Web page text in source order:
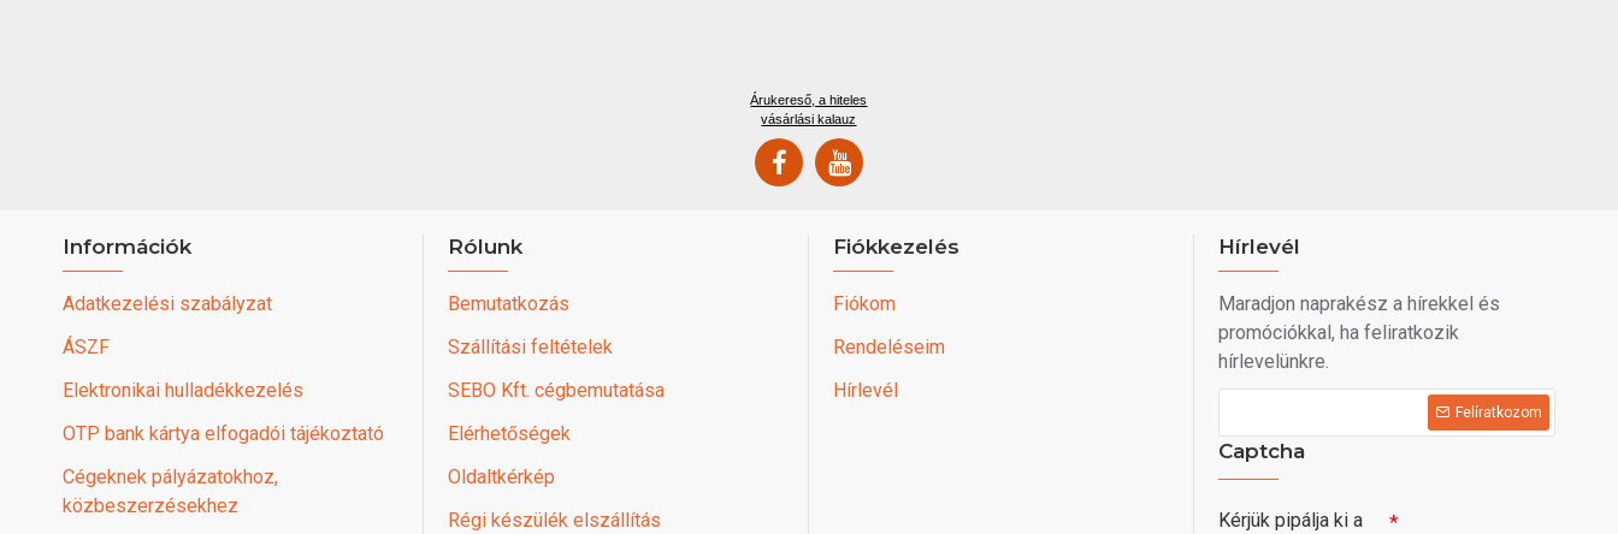
Árukereső, a hiteles
vásárlási kalauz
Információk
Adatkezelési szabályzat
ÁSZF
Elektronikai hulladékkezelés
OTP bank kártya elfogadói tájékoztató
Cégeknek pályázatokhoz,
közbeszerzésekhez
Rólunk
Bemutatkozás
Szállítási feltételek
SEBO Kft. cégbemutatása
Elérhetőségek
Oldaltkérkép
Régi készülék elszállítás
Fiókkezelés
Fiókom
Rendeléseim
Hírlevél
Hírlevél
Maradjon naprakész a hírekkel és
promóciókkal, ha feliratkozik
hírlevelünkre.
Felíratkozom
Captcha
Kérjük pipálja ki a